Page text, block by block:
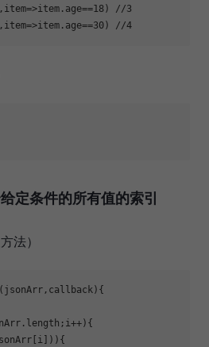
18 ) //3
30 ) //4
定条件的所有值的索引
法）
( jsonArr,callback )